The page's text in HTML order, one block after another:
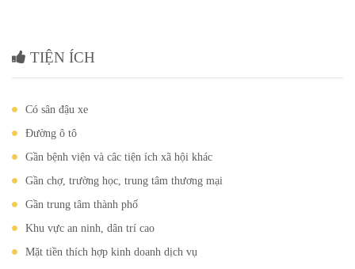
TIỆN ÍCH
Có sân đậu xe
Đường ô tô
Gần bệnh viện và câc tiện ích xã hội khác
Gần chợ, trường học, trung tâm thương mại
Gần trung tâm thành phố
Khu vực an ninh, dân trí cao
Mặt tiền thích hợp kinh doanh dịch vụ